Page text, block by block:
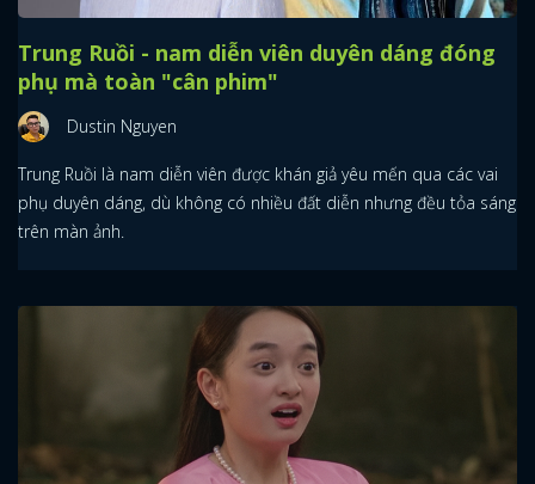
Trung Ruồi - nam diễn viên duyên dáng đóng
phụ mà toàn "cân phim"
Dustin Nguyen
Trung Ruồi là nam diễn viên được khán giả yêu mến qua các vai
phụ duyên dáng, dù không có nhiều đất diễn nhưng đều tỏa sáng
trên màn ảnh.